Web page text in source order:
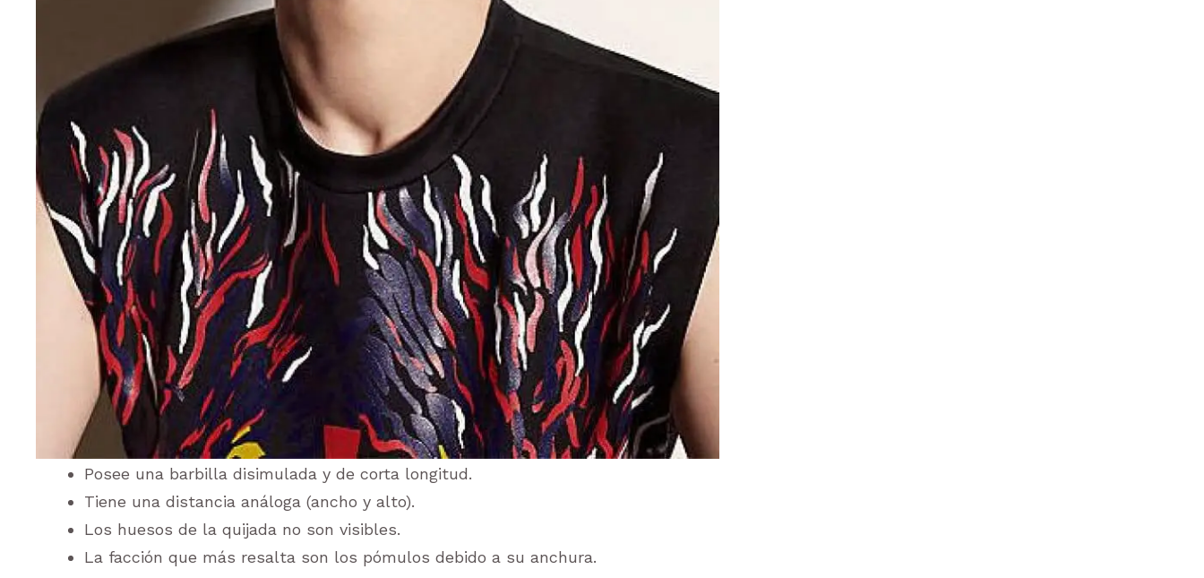
Posee una barbilla disimulada y de corta longitud.
Tiene una distancia análoga (ancho y alto).
Los huesos de la quijada no son visibles.
La facción que más resalta son los pómulos debido a su anchura.